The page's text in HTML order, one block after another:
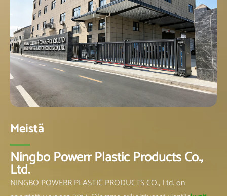
Meistä
Ningbo Powerr Plastic Products Co.,
Ltd.
NINGBO POWERR PLASTIC PRODUCTS CO., Ltd. on